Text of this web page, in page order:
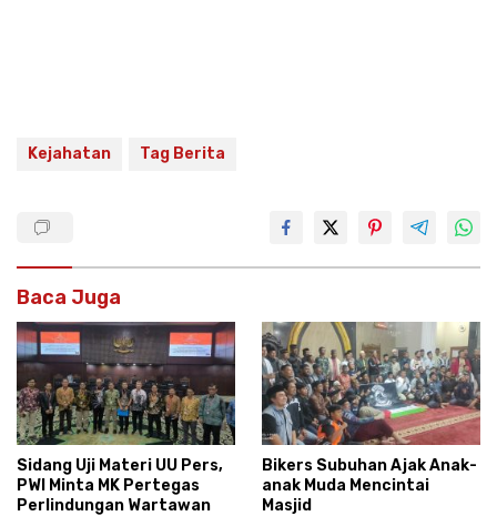
Kejahatan Tag Berita
Baca Juga
Sidang Uji Materi UU Pers,
PWI Minta MK Pertegas
Perlindungan Wartawan
Bikers Subuhan Ajak Anak-
anak Muda Mencintai
Masjid